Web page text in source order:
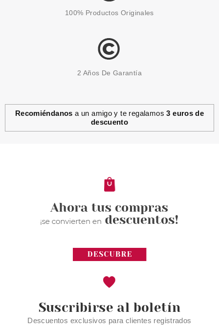
100% Productos Originales
2 Años De Garantía
Recomiéndanos a un amigo y te regalamos3 euros de
descuento
Suscribirse al boletín
Descuentos exclusivos para clientes registrados